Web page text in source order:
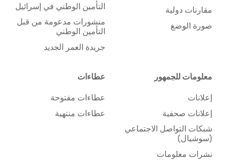
مقارنات دولية
صورة الوضع
التأمين الوطني في إسرائيل
منشورات مدعومة من قبل
التأمين الوطني
جريدة العمر الجديد
معلومات للجمهور
إعلانات
إعلانات صحفية
شبكات التواصل الاجتماعي
(سوشيال)
نشرات معلومات
عطاءات
عطاءات مفتوحة
عطاءات منتهية